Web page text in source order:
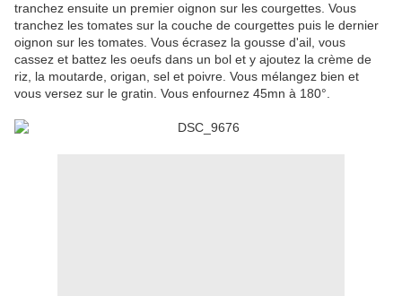
tranchez ensuite un premier oignon sur les courgettes. Vous
tranchez les tomates sur la couche de courgettes puis le dernier
oignon sur les tomates. Vous écrasez la gousse d'ail, vous
cassez et battez les oeufs dans un bol et y ajoutez la crème de
riz, la moutarde, origan, sel et poivre. Vous mélangez bien et
vous versez sur le gratin. Vous enfournez 45mn à 180°.